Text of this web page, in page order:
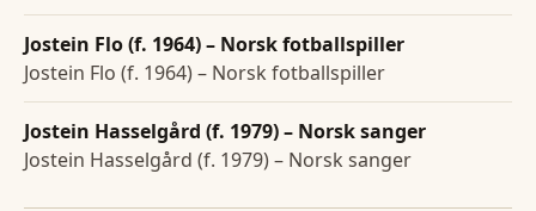
Jostein Flo (f. 1964) – Norsk fotballspiller
Jostein Flo (f. 1964) – Norsk fotballspiller
Jostein Hasselgård (f. 1979) – Norsk sanger
Jostein Hasselgård (f. 1979) – Norsk sanger